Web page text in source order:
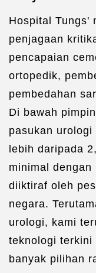
Hospital Tungs'
penjagaan
pencapaian
ortopedik,
pembedahan
Di bawah
pasukan
lebih daripada
minimal
diiktiraf oleh
negara.
urologi, kami
teknologi terkini
banyak pilihan